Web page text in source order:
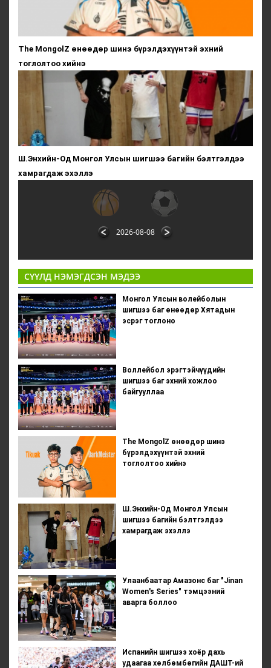
The MongolZ өнөөдөр шинэ бүрэлдэхүүнтэй эхний
тоглолтоо хийнэ
Ш.Энхийн-Од Монгол Улсын шигшээ багийн бэлтгэлдээ
хамрагдаж эхэллэ
2026-08-08
СҮҮЛД НЭМЭГДСЭН МЭДЭЭ
Монгол Улсын волейболын
шигшээ баг өнөөдөр Хятадын
эсрэг тоглоно
Воллейбол эрэгтэйчүүдийн
шигшээ баг эхний хожлоо
байгууллаа
The MongolZ өнөөдөр шинэ
бүрэлдэхүүнтэй эхний
тоглолтоо хийнэ
Ш.Энхийн-Од Монгол Улсын
шигшээ багийн бэлтгэлдээ
хамрагдаж эхэллэ
Улаанбаатар Амазонс баг "Jinan
Women's Series" тэмцээний
аварга боллоо
Испанийн шигшээ хоёр дахь
удаагаа хөлбөмбөгийн ДАШТ-ий